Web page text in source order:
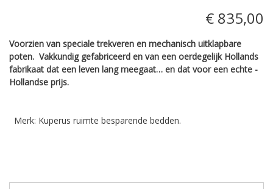
€ 835,00
Voorzien van speciale trekveren en mechanisch uitklapbare
poten. Vakkundig ­gefabriceerd en van een ­oerdegelijk ­Hollands
fabrikaat dat een leven lang ­meegaat… en dat voor een echte ­
Hollandse prijs.
Merk: Kuperus ruimte besparende bedden.